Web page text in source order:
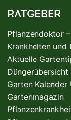
RATGEBER
Pflanzendoktor
Krankheiten und
Aktuelle
Düngerübersicht
Garten Kalender
Gartenmagazin